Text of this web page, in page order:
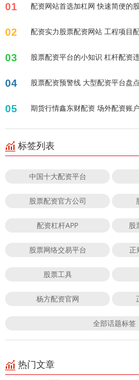
01 配资网站首选加杠网 快速简便的
02 配资实力股票配资网站 工程项目
03 股票配资平台的小知识 杠杆配资
04 股票配资预警线 大型配资平台盘
05 期货行情鑫东财配资 场外配资账
标签列表
中国十大配资平台
股票配资官方公司
配资杠杆APP 股
股票网络交易平台 正
股票工具
杨方配资官网
全部话题标签
热门文章